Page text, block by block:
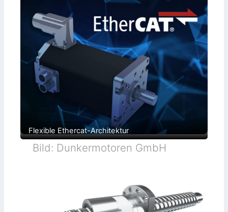
Flexible Ethercat-Architektur
Bild: Dunkermotoren GmbH